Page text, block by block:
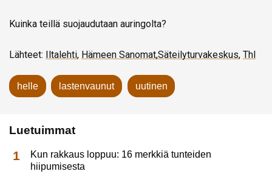
Kuinka teillä suojaudutaan auringolta?
Lähteet: Iltalehti, Hämeen Sanomat,Säteilyturvakeskus, Thl
helle lastenvaunut uutinen
Luetuimmat
Kun rakkaus loppuu: 16 merkkiä tunteiden
hiipumisesta